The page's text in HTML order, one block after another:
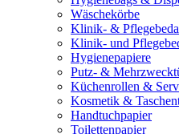
Wäschekörbe
Klinik- &
Klinik- und
Hygienepapiere
Putz- &
Küchenrollen &
Kosmetik &
Handtuchpapier
Toilettenpapier